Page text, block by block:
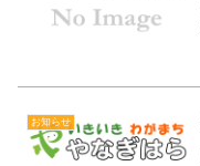
お知らせ